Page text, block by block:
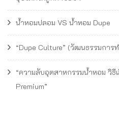
น้ำหอมปลอม VS น้ำหอม Dupe
“Dupe Culture” (วัฒนธรรมการ
“ความลับอุตสาหกรรมน้ำหอม วิธี
Premium”